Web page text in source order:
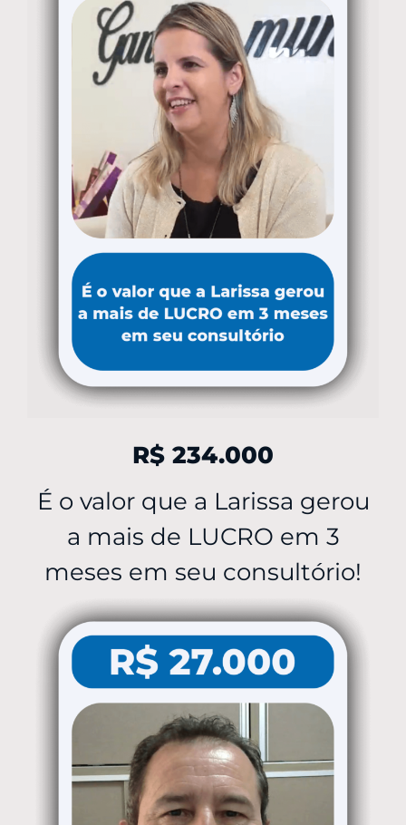
R$ 234.000
É o valor que a Larissa gerou
a mais de LUCRO em 3
meses em seu consultório!